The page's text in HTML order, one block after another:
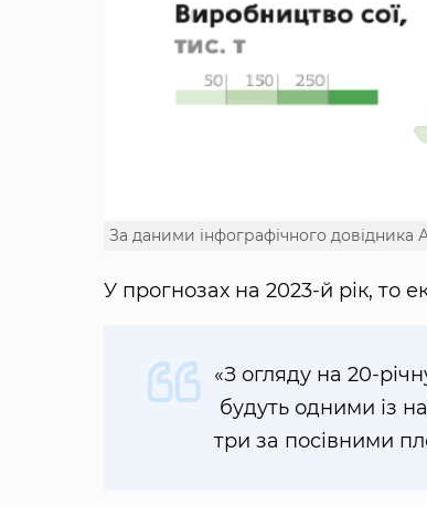
За даними інфографічного
У прогнозах на 2023-й рік, то
«З огляду на 20-
будуть одними із
три за посівними